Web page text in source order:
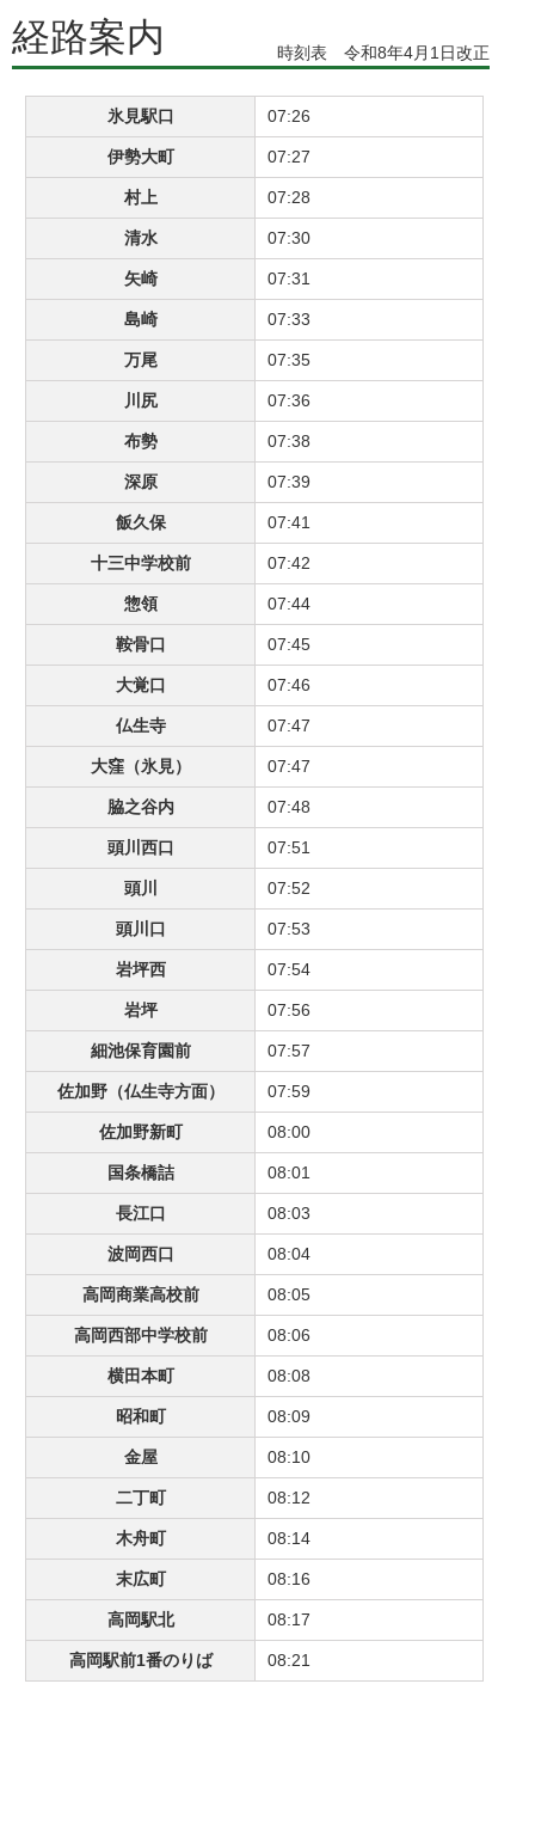
経路案内 時刻表 令和8年4月1日改正
氷見駅口 07:26
伊勢大町 07:27
村上 07:28
清水 07:30
矢崎 07:31
島崎 07:33
万尾 07:35
川尻 07:36
布勢 07:38
深原 07:39
飯久保 07:41
十三中学校前 07:42
惣領 07:44
鞍骨口 07:45
大覚口 07:46
仏生寺 07:47
大窪（氷見） 07:47
脇之谷内 07:48
頭川西口 07:51
頭川 07:52
頭川口 07:53
岩坪西 07:54
岩坪 07:56
細池保育園前 07:57
佐加野（仏生寺方面） 07:59
佐加野新町 08:00
国条橋詰 08:01
長江口 08:03
波岡西口 08:04
高岡商業高校前 08:05
高岡西部中学校前 08:06
横田本町 08:08
昭和町 08:09
金屋 08:10
二丁町 08:12
木舟町 08:14
末広町 08:16
高岡駅北 08:17
高岡駅前1番のりば 08:21